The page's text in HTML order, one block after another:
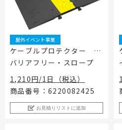
映像・中継機機レンタル事業
Video / relay equipment rental business
地域密着イベント
Community-based event business
キッズ・アミューズメント事業
フランチャイズ事業
Franchise business
まちづくり事業
イベント会場の設営／施工について
Event Set Up
屋外イベント事業
ケーブルプロテクター
バリアフリー・スロープ
1,210円/1日（税込）
商品番号：6220082425
お見積りリストに追加